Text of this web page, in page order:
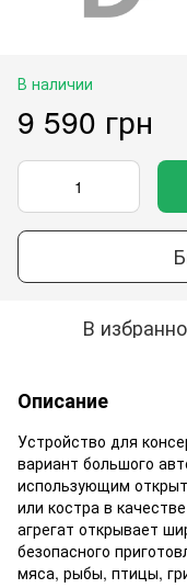
В наличии
9 590 грн
В
Описание
Устройство для
вариант большого
использующим
или костра в
агрегат открывает
безопасного
мяса, рыбы, птицы,